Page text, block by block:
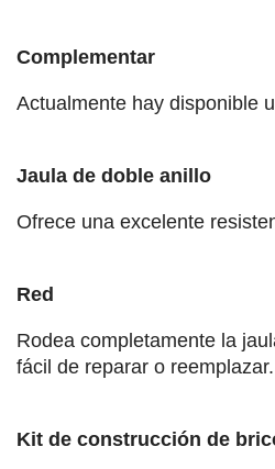
Complementar
Actualmente hay disponible
Jaula de doble anillo
Ofrece una excelente
Red
Rodea completamente la
fácil de reparar o reemplazar.
Kit de construcción de